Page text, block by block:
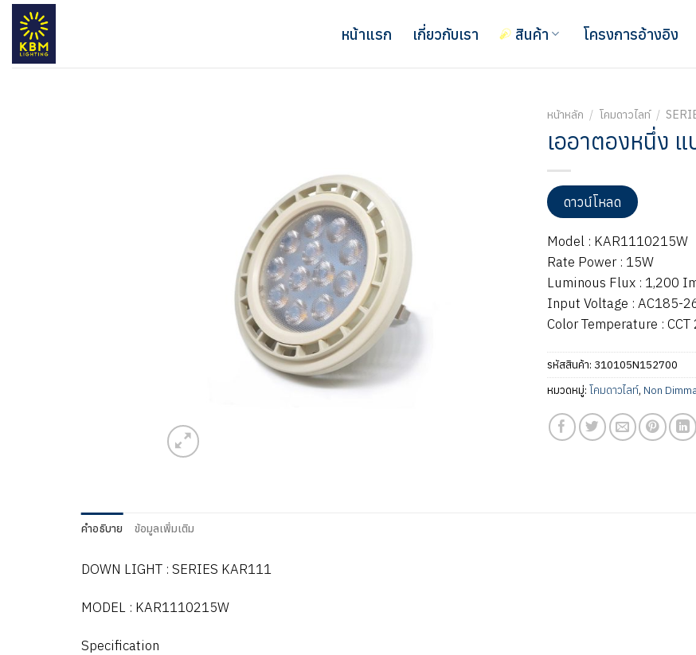
ข้าม
เนื้อหา
หน้าแรก เกี่ยวกับเรา สินค้า โครงการอ้างอิง
หน้าหลัก / โคมดาวไลท์ /
เออาตองหนึ่ง
ดาวน์โหลด
Model : KAR1110215W
Rate Power : 15W
Luminous Flux : 1,200
Input Voltage : AC185-
Color Temperature :
รหัสสินค้า: 310105N152700
หมวดหมู่: โคมดาวไลท์, Non
คำอธิบาย ข้อมูลเพิ่มเติม
DOWN LIGHT : SERIES KAR111
MODEL : KAR1110215W
Specification